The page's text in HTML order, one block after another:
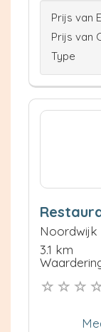
Prijs van
Prijs van
Type
Noordwijk
3.1 km